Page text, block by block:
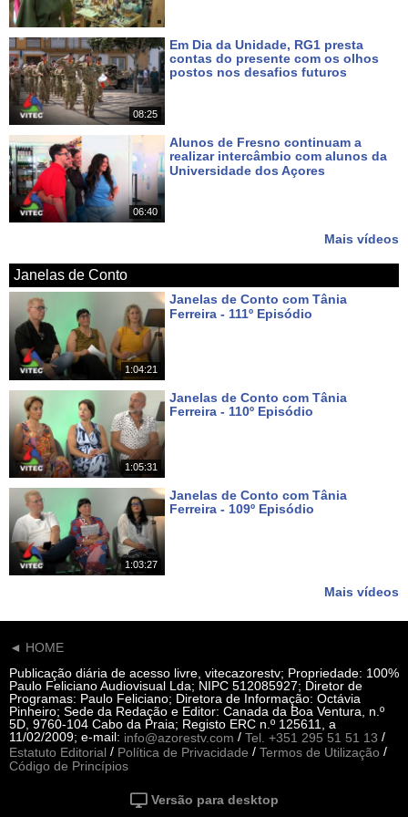
08:25
Em Dia da Unidade, RG1 presta
contas do presente com os olhos
postos nos desafios futuros
06:40
Alunos de Fresno continuam a
realizar intercâmbio com alunos da
Universidade dos Açores
Mais vídeos
Janelas de Conto
1:04:21
Janelas de Conto com Tânia
Ferreira - 111º Episódio
1:05:31
Janelas de Conto com Tânia
Ferreira - 110º Episódio
1:03:27
Janelas de Conto com Tânia
Ferreira - 109º Episódio
Mais vídeos
◄ HOME
Publicação diária de acesso livre, vitecazorestv; Propriedade: 100%
Paulo Feliciano Audiovisual Lda; NIPC 512085927; Diretor de
Programas: Paulo Feliciano; Diretora de Informação: Octávia
Pinheiro; Sede da Redação e Editor: Canada da Boa Ventura, n.º
5D, 9760-104 Cabo da Praia; Registo ERC n.º 125611, a
11/02/2009; e-mail: info@azorestv.com / Tel. +351 295 51 51 13 /
Estatuto Editorial / Política de Privacidade / Termos de Utilização /
Código de Princípios
Versão para desktop